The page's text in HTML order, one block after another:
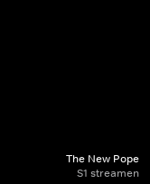
The New Pope
S1 streamen